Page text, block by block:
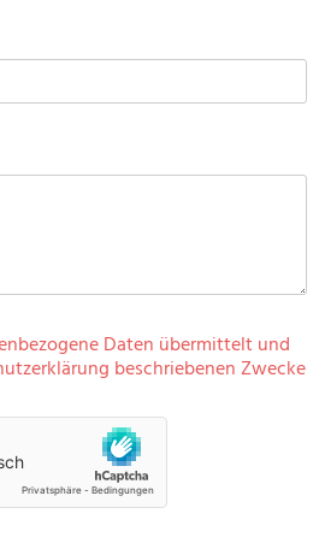
Daten übermittelt und
beschriebenen Zwecke